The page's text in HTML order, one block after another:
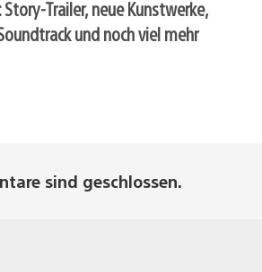
Story-Trailer, neue Kunstwerke,
und noch viel mehr
sind geschlossen.